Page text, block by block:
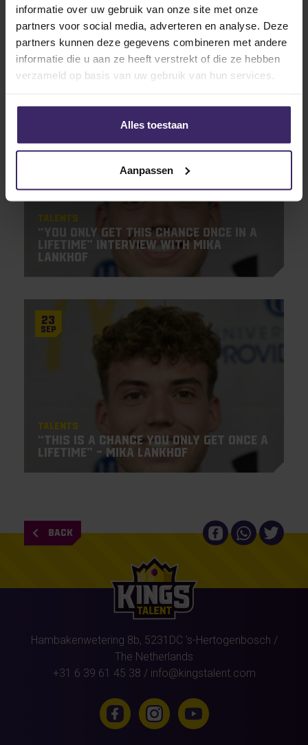
informatie over uw gebruik van onze site met onze
partners voor social media, adverteren en analyse. Deze
partners kunnen deze gegevens combineren met andere
informatie die u aan ze heeft verstrekt of die ze hebben
verzameld op basis van uw gebruik van hun services.
Alles toestaan
Aanpassen
Signings
Samu Siemens leaves for Akron
Talents
“You only get this chance once in a
lifetime” Interview with Mika
Lankhof
23
Sep
Talents
“This is a chance you only get once a
lifetime” – Mika Lankhof
BACK
Hambakenwetering 8b, 5231DC 's-Hertogenbosch /
The Netherlands
+31 6 39 61 45 38 / info@kingstalent.com